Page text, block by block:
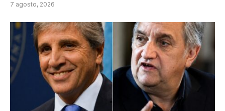
7 agosto, 2026